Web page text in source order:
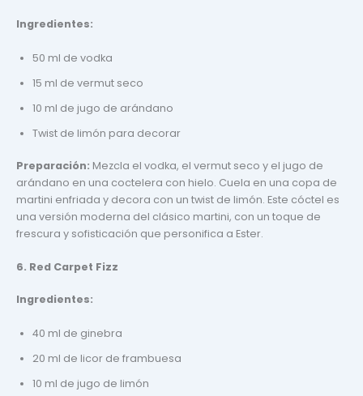
Ingredientes:
50 ml de vodka
15 ml de vermut seco
10 ml de jugo de arándano
Twist de limón para decorar
Preparación: Mezcla el vodka, el vermut seco y el jugo de
arándano en una coctelera con hielo. Cuela en una copa de
martini enfriada y decora con un twist de limón. Este cóctel es
una versión moderna del clásico martini, con un toque de
frescura y sofisticación que personifica a Ester.
6. Red Carpet Fizz
Ingredientes:
40 ml de ginebra
20 ml de licor de frambuesa
10 ml de jugo de limón